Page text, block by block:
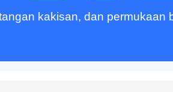
kakisan, dan permukaan